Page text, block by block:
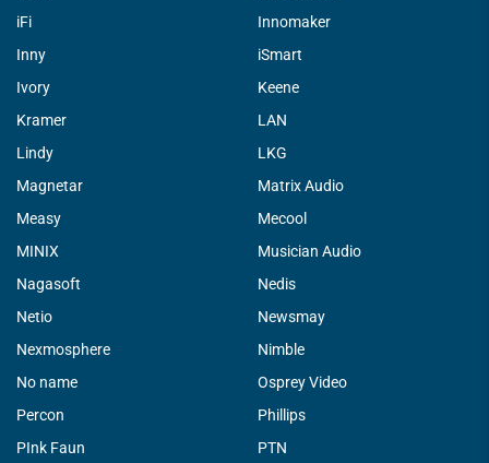
iFi
Innomaker
Inny
iSmart
Ivory
Keene
Kramer
LAN
Lindy
LKG
Magnetar
Matrix Audio
Measy
Mecool
MINIX
Musician Audio
Nagasoft
Nedis
Netio
Newsmay
Nexmosphere
Nimble
No name
Osprey Video
Percon
Phillips
PInk Faun
PTN